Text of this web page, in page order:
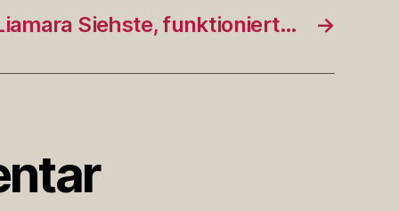
→
Siehste, funktioniert…